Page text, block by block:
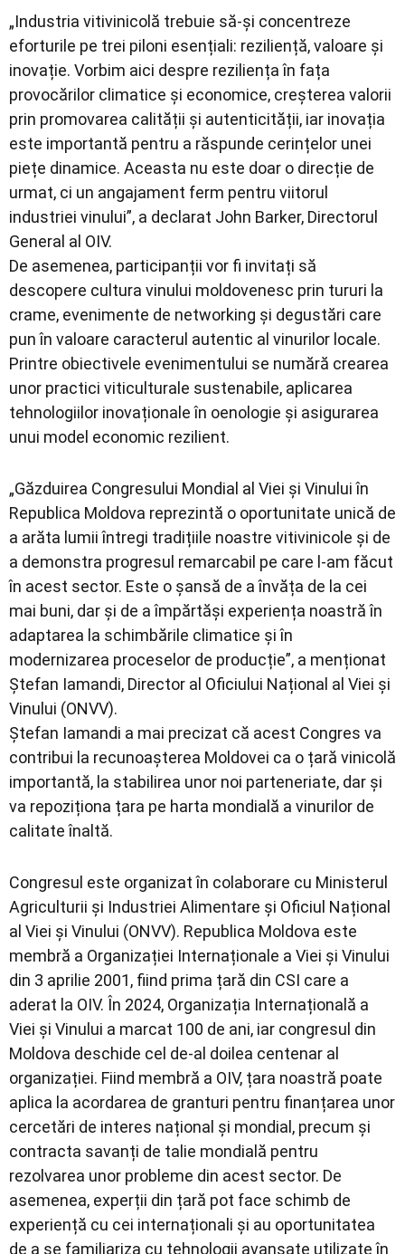
„Industria vitivinicolă trebuie să-și concentreze
eforturile pe trei piloni esențiali: reziliență, valoare și
inovație. Vorbim aici despre reziliența în fața
provocărilor climatice și economice, creșterea valorii
prin promovarea calității și autenticității, iar inovația
este importantă pentru a răspunde cerințelor unei
piețe dinamice. Aceasta nu este doar o direcție de
urmat, ci un angajament ferm pentru viitorul
industriei vinului”, a declarat John Barker, Directorul
General al OIV.
De asemenea, participanții vor fi invitați să
descopere cultura vinului moldovenesc prin tururi la
crame, evenimente de networking și degustări care
pun în valoare caracterul autentic al vinurilor locale.
Printre obiectivele evenimentului se numără crearea
unor practici viticulturale sustenabile, aplicarea
tehnologiilor inovaționale în oenologie și asigurarea
unui model economic rezilient.
„Găzduirea Congresului Mondial al Viei și Vinului în
Republica Moldova reprezintă o oportunitate unică de
a arăta lumii întregi tradițiile noastre vitivinicole și de
a demonstra progresul remarcabil pe care l-am făcut
în acest sector. Este o șansă de a învăța de la cei
mai buni, dar și de a împărtăși experiența noastră în
adaptarea la schimbările climatice și în
modernizarea proceselor de producție”, a menționat
Ștefan Iamandi, Director al Oficiului Național al Viei și
Vinului (ONVV).
Ștefan Iamandi a mai precizat că acest Congres va
contribui la recunoașterea Moldovei ca o țară vinicolă
importantă, la stabilirea unor noi parteneriate, dar și
va repoziționa țara pe harta mondială a vinurilor de
calitate înaltă.
Congresul este organizat în colaborare cu Ministerul
Agriculturii și Industriei Alimentare și Oficiul Național
al Viei și Vinului (ONVV). Republica Moldova este
membră a Organizației Internaționale a Viei și Vinului
din 3 aprilie 2001, fiind prima țară din CSI care a
aderat la OIV. În 2024, Organizația Internațională a
Viei și Vinului a marcat 100 de ani, iar congresul din
Moldova deschide cel de-al doilea centenar al
organizației. Fiind membră a OIV, țara noastră poate
aplica la acordarea de granturi pentru finanțarea unor
cercetări de interes național şi mondial, precum și
contracta savanți de talie mondială pentru
rezolvarea unor probleme din acest sector. De
asemenea, experții din țară pot face schimb de
experiență cu cei internaționali și au oportunitatea
de a se familiariza cu tehnologii avansate utilizate în